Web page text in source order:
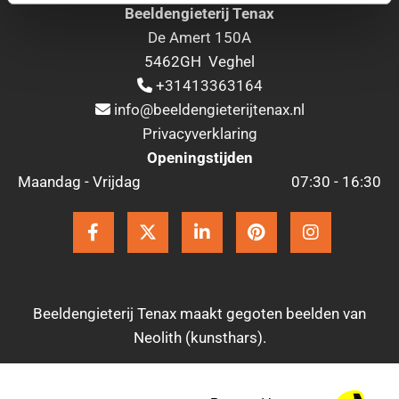
Beeldengieterij Tenax
De Amert 150A
5462GH Veghel
 +31413363164
 info@beeldengieterijtenax.nl
Privacyverklaring
Openingstijden
Maandag - Vrijdag
07:30 - 16:30
Beeldengieterij Tenax maakt gegoten beelden van
Neolith (kunsthars).